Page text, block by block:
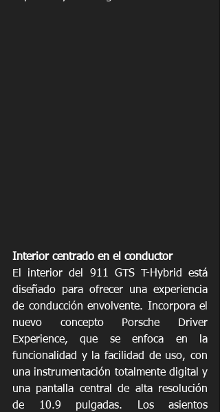
Interior centrado en el conductor
El interior del 911 GTS T-Hybrid está
diseñado para ofrecer una experiencia
de conducción envolvente. Incorpora el
nuevo concepto Porsche Driver
Experience, que se enfoca en la
funcionalidad y la facilidad de uso, con
una instrumentación totalmente digital y
una pantalla central de alta resolución
de 10.9 pulgadas. Los asientos